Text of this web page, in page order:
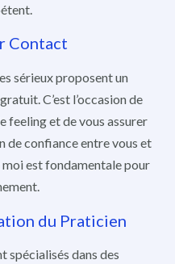
Contact
sérieux proposent un
C’est l’occasion de
feeling et de vous assurer
de confiance entre vous et
est fondamentale pour
du Praticien
spécialisés dans des